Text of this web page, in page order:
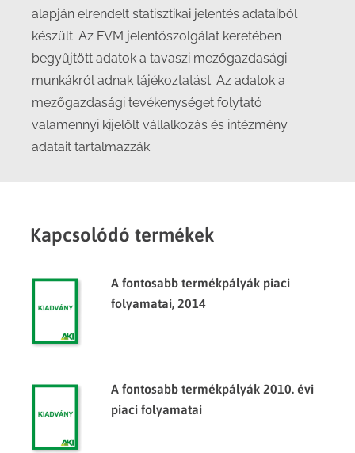
alapján elrendelt statisztikai jelentés adataiból
készült. Az FVM jelentőszolgálat keretében
begyűjtött adatok a tavaszi mezőgazdasági
munkákról adnak tájékoztatást. Az adatok a
mezőgazdasági tevékenységet folytató
valamennyi kijelölt vállalkozás és intézmény
adatait tartalmazzák.
Kapcsolódó termékek
A fontosabb termékpályák piaci
folyamatai, 2014
A fontosabb termékpályák 2010. évi
piaci folyamatai